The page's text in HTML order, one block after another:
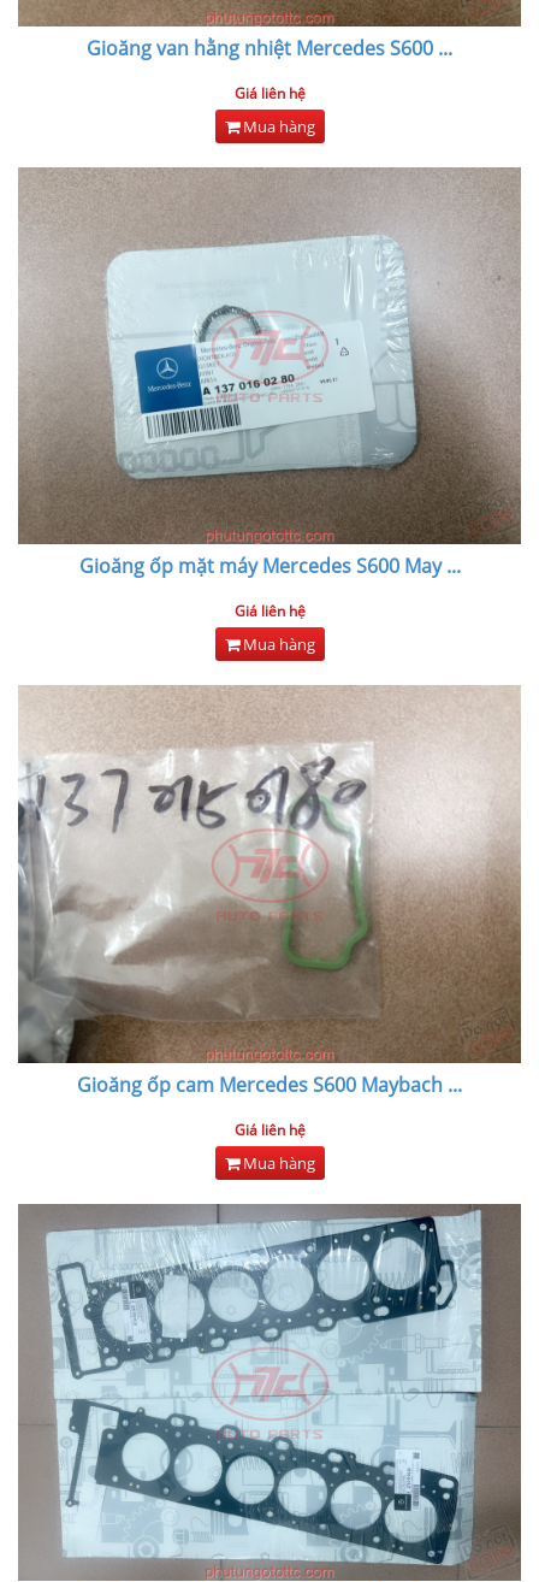
Gioăng van hằng nhiệt Mercedes S600 ...
Giá liên hệ
Mua hàng
Gioăng ốp mặt máy Mercedes S600 May...
Giá liên hệ
Mua hàng
Gioăng ốp cam Mercedes S600 Maybach ...
Giá liên hệ
Mua hàng